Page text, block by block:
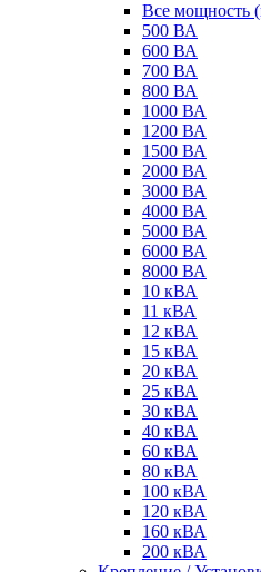
Все мощность
500 ВА
600 ВА
700 ВА
800 ВА
1000 ВА
1200 ВА
1500 ВА
2000 ВА
3000 ВА
4000 ВА
5000 ВА
6000 ВА
8000 ВА
10 кВА
11 кВА
12 кВА
15 кВА
20 кВА
25 кВА
30 кВА
40 кВА
60 кВА
80 кВА
100 кВА
120 кВА
160 кВА
200 кВА